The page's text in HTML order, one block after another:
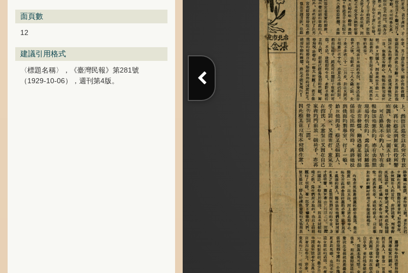
面頁數
12
建議引用格式
〈標題名稱〉，《臺灣民報》第281號
（1929-10-06），週刊第4版。